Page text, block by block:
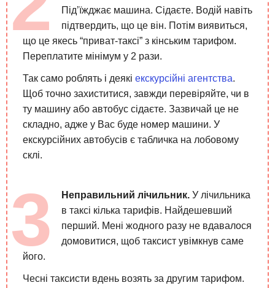
Під’їжджає машина. Сідаєте. Водій навіть
підтвердить, що це він. Потім виявиться,
що це якесь “приват-таксі” з кінським тарифом.
Переплатите мінімум у 2 рази.
Так само роблять і деякі екскурсійні агентства.
Щоб точно захиститися, завжди перевіряйте, чи в
ту машину або автобус сідаєте. Зазвичай це не
складно, адже у Вас буде номер машини. У
екскурсійних автобусів є табличка на лобовому
склі.
Неправильний лічильник. У лічильника
в таксі кілька тарифів. Найдешевший
перший. Мені жодного разу не вдавалося
домовитися, щоб таксист увімкнув саме
його.
Чесні таксисти вдень возять за другим тарифом.